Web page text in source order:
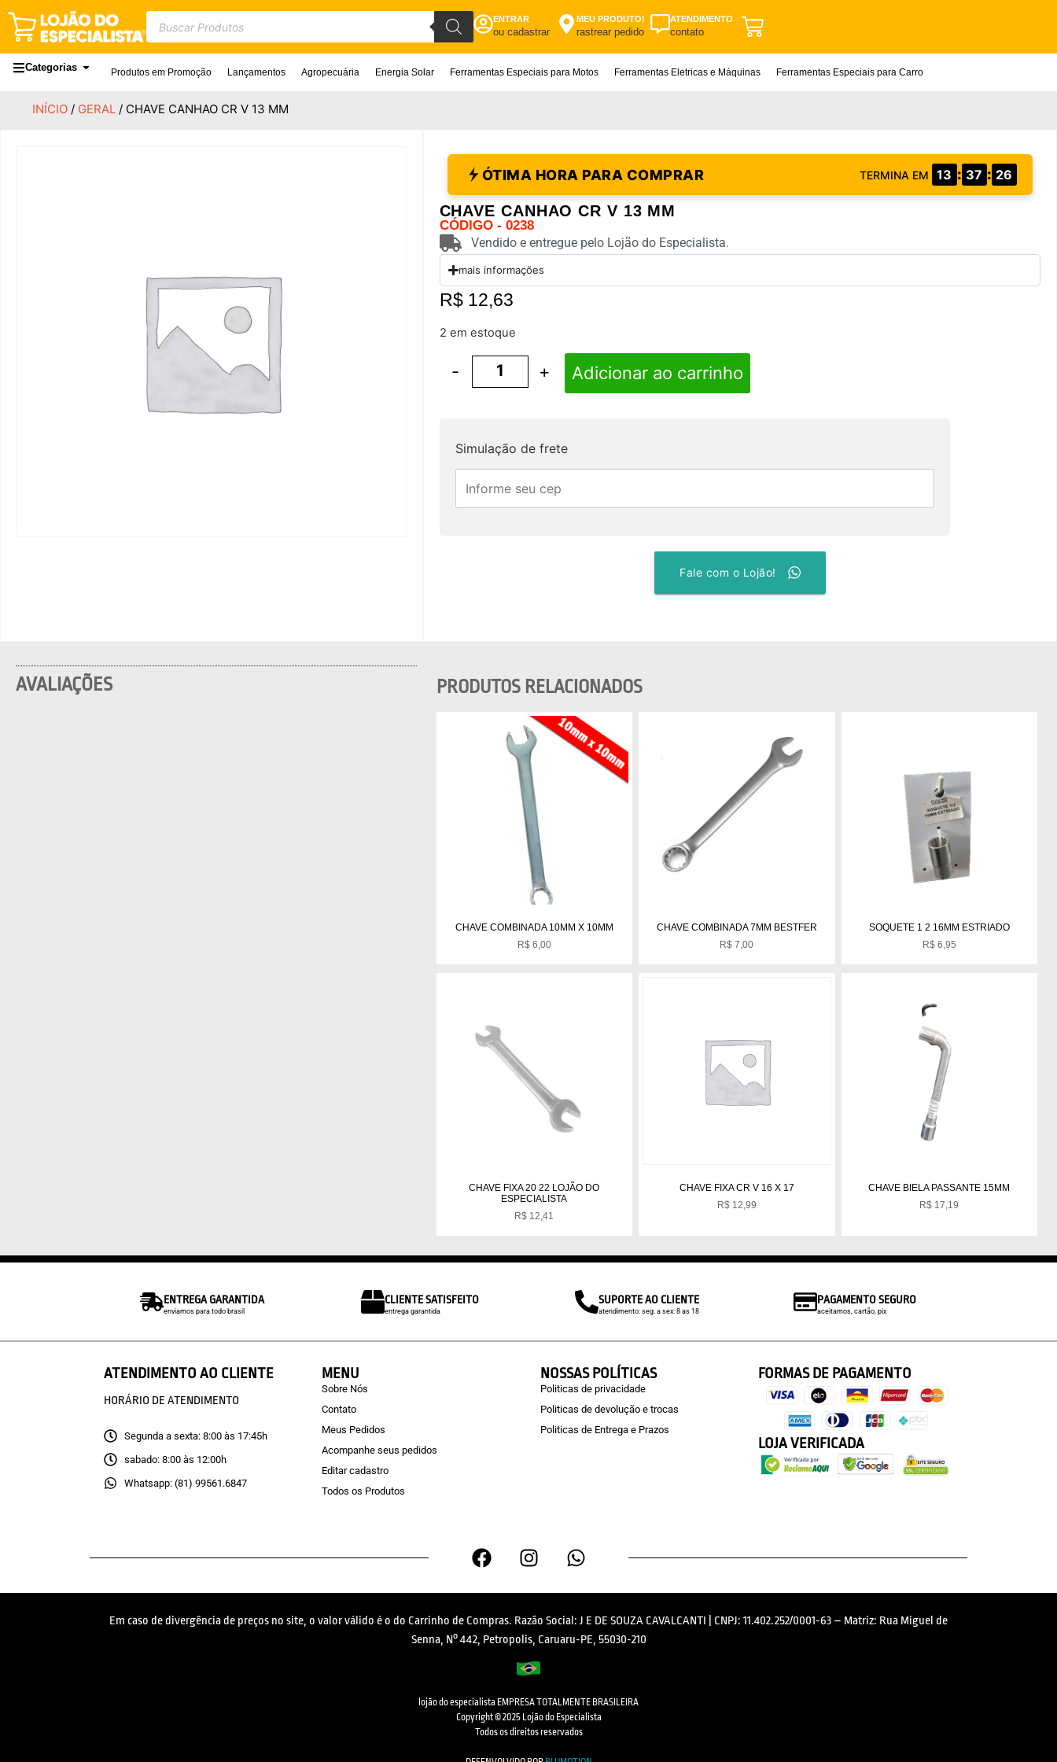
ENTRAR
ou cadastrar
MEU PRODUTO!
rastrear pedido
ATENDIMENTO
contato
Categorias Produtos em Promoção Lançamentos Agropecuária Energia Solar Ferramentas Especiais para Motos Ferramentas Eletricas e Máquinas Ferramentas Especiais para Carro
INÍCIO / GERAL / CHAVE CANHAO CR V 13 MM
ÓTIMA HORA PARA COMPRAR TERMINA EM 13 : 37 : 25
CHAVE CANHAO CR V 13 MM
CÓDIGO - 0238
Vendido e entregue pelo Lojão do Especialista.
mais informações
R$12,63
2 em estoque
- + Adicionar ao carrinho
Simulação de frete
Fale com o Lojão!
AVALIAÇÕES PRODUTOS RELACIONADOS
CHAVE COMBINADA 10MM X 10MM
R$6,00
CHAVE COMBINADA 7MM BESTFER
R$ 7,00
SOQUETE 1 2 16MM ESTRIADO
R$6,95
CHAVE FIXA 20 22 LOJÃO DO
ESPECIALISTA
R$ 12,41
CHAVE FIXA CR V 16 X 17
R$12,99
CHAVE BIELA PASSANTE 15MM
R$ 17,19
ENTREGA GARANTIDA
enviamos para todo brasil
CLIENTE SATISFEITO
entrega garantida
SUPORTE AO CLIENTE
atendimento: seg. a sex: 8 as 18
PAGAMENTO SEGURO
aceitamos, cartão, pix
ATENDIMENTO AO CLIENTE
HORÁRIO DE ATENDIMENTO
Segunda a sexta: 8:00 às 17:45h
sabado: 8:00 às 12:00h
Whatsapp: (81) 99561.6847
MENU
Sobre Nós
Contato
Meus Pedidos
Acompanhe seus pedidos
Editar cadastro
Todos os Produtos
NOSSAS POLÍTICAS
Politicas de privacidade
Politicas de devolução e trocas
Politicas de Entrega e Prazos
FORMAS DE PAGAMENTO
LOJA VERIFICADA
Em caso de divergência de preços no site, o valor válido é o do Carrinho de Compras. Razão Social: J E DE SOUZA CAVALCANTI | CNPJ: 11.402.252/0001-63 – Matriz: Rua Miguel de
Senna, N° 442, Petropolis, Caruaru-PE, 55030-210
lojão do especialista EMPRESA TOTALMENTE BRASILEIRA
Copyright © 2025 Lojão do Especialista
Todos os direitos reservados